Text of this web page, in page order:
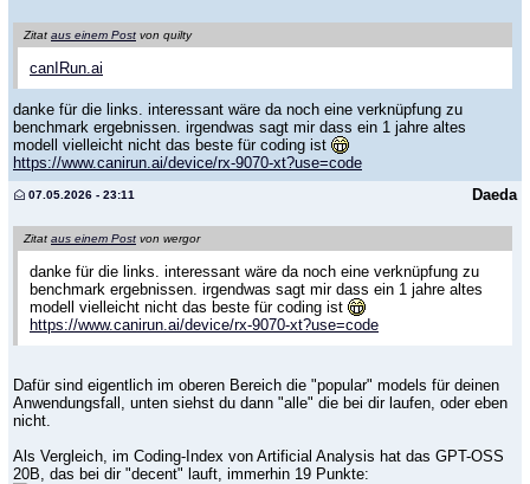
Zitat aus einem Post von quilty
canIRun.ai
danke für die links. interessant wäre da noch eine verknüpfung zu
benchmark ergebnissen. irgendwas sagt mir dass ein 1 jahre altes
modell vielleicht nicht das beste für coding ist
https://www.canirun.ai/device/rx-9070-xt?use=code
Daeda
07.05.2026 - 23:11
Zitat aus einem Post von wergor
danke für die links. interessant wäre da noch eine verknüpfung zu
benchmark ergebnissen. irgendwas sagt mir dass ein 1 jahre altes
modell vielleicht nicht das beste für coding ist
https://www.canirun.ai/device/rx-9070-xt?use=code
Dafür sind eigentlich im oberen Bereich die "popular" models für deinen
Anwendungsfall, unten siehst du dann "alle" die bei dir laufen, oder eben
nicht.
Als Vergleich, im Coding-Index von Artificial Analysis hat das GPT-OSS
20B, das bei dir "decent" lauft, immerhin 19 Punkte: